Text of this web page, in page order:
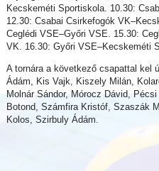
Kecskeméti Sportiskola. 10.30:
12.30: Csabai Csirkefogók
Ceglédi VSE–Győri VSE. 15.30:
VK. 16.30: Győri VSE–Kecskeméti
A tornára a következő csapattal kel
Ádám, Kis Vajk, Kiszely Milán,
Molnár Sándor, Mórocz Dávid,
Botond, Számfira Kristóf, Szaszák
Kolos, Szirbuly Ádám.